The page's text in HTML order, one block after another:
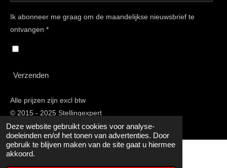
Deze website gebruikt cookies voor analyse-
doeleinden en/of het tonen van advertenties. Door
gebruik te blijven maken van de site gaat u hiermee
akkoord.
Ik abonneer me graag om de maandelijkse nieuwsbrief te
ontvangen *
Verzenden
Alle prijzen zijn excl btw
© 2015 - 2025 Stellingexpert